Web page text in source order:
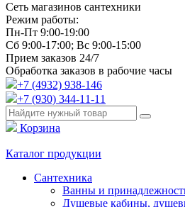
Сеть магазинов сантехники
Режим работы:
Пн-Пт 9:00-19:00
Сб 9:00-17:00; Вс 9:00-15:00
Прием заказов 24/7
Обработка заказов в рабочие часы
+7 (4932) 938-146
+7 (930) 344-11-11
Корзина
Каталог продукции
Сантехника
Ванны и
Душевые кабины,